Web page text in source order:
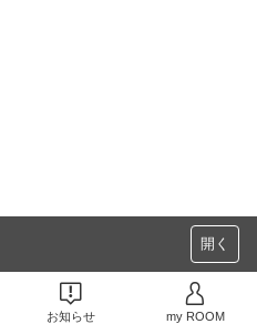
開く
お知らせ my ROOM